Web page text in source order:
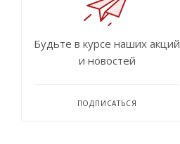
Будьте в курсе наших акций
и новостей
ПОДПИСАТЬСЯ